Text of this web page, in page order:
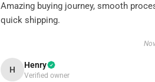
Amazing buying journey, smooth
quick shipping.
H Henry
Verified owner